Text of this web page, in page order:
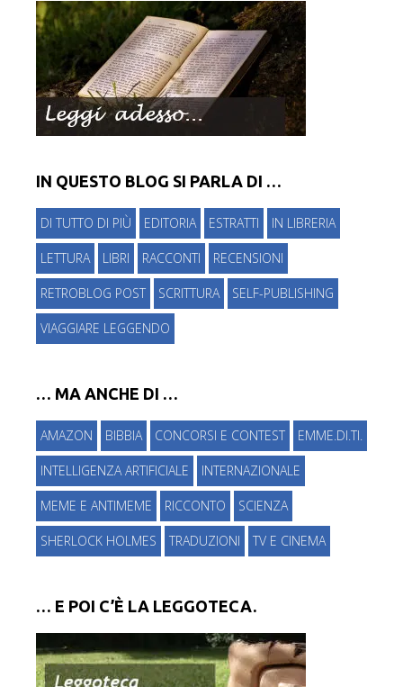
IN QUESTO BLOG SI PARLA DI …
DI TUTTO DI PIÙ EDITORIA ESTRATTI IN LIBRERIA
LETTURA LIBRI RACCONTI RECENSIONI
RETROBLOG POST SCRITTURA SELF-PUBLISHING
VIAGGIARE LEGGENDO
… MA ANCHE DI …
AMAZON BIBBIA CONCORSI E CONTEST EMME.DI.TI.
INTELLIGENZA ARTIFICIALE INTERNAZIONALE
MEME E ANTIMEME RICCONTO SCIENZA
SHERLOCK HOLMES TRADUZIONI TV E CINEMA
… E POI C’È LA LEGGOTECA.